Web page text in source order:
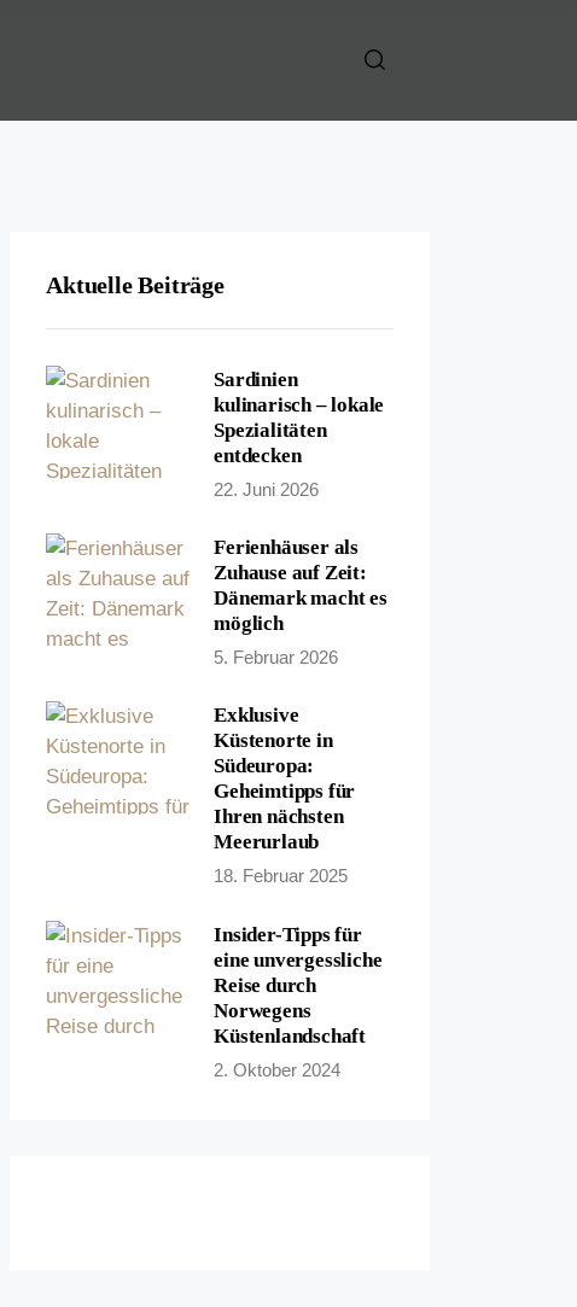
Aktuelle Beiträge
Sardinien
kulinarisch – lokale
Spezialitäten
entdecken
22. Juni 2026
Ferienhäuser als
Zuhause auf Zeit:
Dänemark macht es
möglich
5. Februar 2026
Exklusive
Küstenorte in
Südeuropa:
Geheimtipps für
Ihren nächsten
Meerurlaub
18. Februar 2025
Insider-Tipps für
eine unvergessliche
Reise durch
Norwegens
Küstenlandschaft
2. Oktober 2024